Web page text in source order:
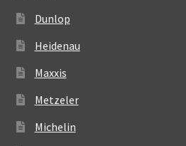
Dunlop
Heidenau
Maxxis
Metzeler
Michelin